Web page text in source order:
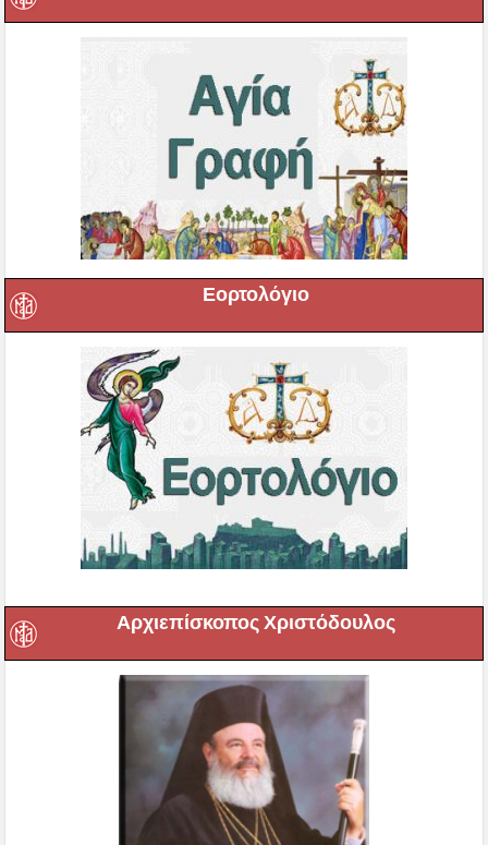
Εορτολόγιο
Αρχιεπίσκοπος Χριστόδουλος